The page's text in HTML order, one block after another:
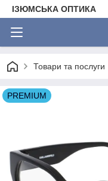
ІЗЮМСЬКА ОПТИКА
Товари та послуги
PREMIUM